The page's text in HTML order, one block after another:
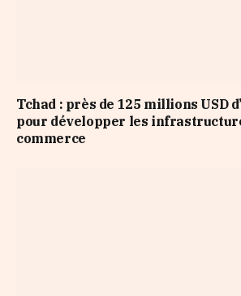
Tchad : près de 125 millions USD
pour développer les
commerce